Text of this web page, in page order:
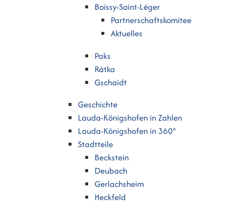
Boissy-Saint-Léger
Partnerschaftskomitee
Aktuelles
Paks
Rátka
Gschaidt
Geschichte
Lauda-Königshofen in Zahlen
Lauda-Königshofen in 360°
Stadtteile
Beckstein
Deubach
Gerlachsheim
Heckfeld